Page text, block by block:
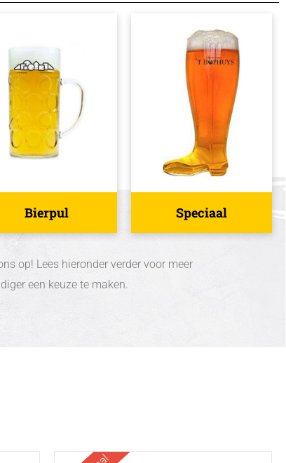
Bierpul Speciaal
op! Lees hieronder verder voor meer
een keuze te maken.